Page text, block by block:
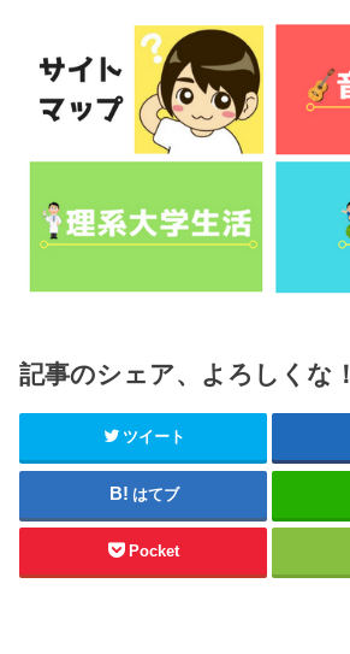
記事のシェア、よろしくな！
ツイート
はてブ
Pocket